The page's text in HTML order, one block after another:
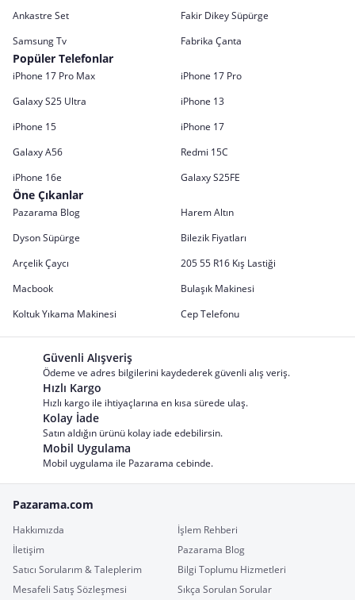
Ankastre Set
Fakir Dikey Süpürge
Samsung Tv
Fabrika Çanta
Popüler Telefonlar
iPhone 17 Pro Max
iPhone 17 Pro
Galaxy S25 Ultra
iPhone 13
iPhone 15
iPhone 17
Galaxy A56
Redmi 15C
iPhone 16e
Galaxy S25FE
Öne Çıkanlar
Pazarama Blog
Harem Altın
Dyson Süpürge
Bilezik Fiyatları
Arçelik Çaycı
205 55 R16 Kış Lastiği
Macbook
Bulaşık Makinesi
Koltuk Yıkama Makinesi
Cep Telefonu
Güvenli Alışveriş
Ödeme ve adres bilgilerini kaydederek güvenli alış veriş.
Hızlı Kargo
Hızlı kargo ile ihtiyaçlarına en kısa sürede ulaş.
Kolay İade
Satın aldığın ürünü kolay iade edebilirsin.
Mobil Uygulama
Mobil uygulama ile Pazarama cebinde.
Pazarama.com
Hakkımızda
İşlem Rehberi
İletişim
Pazarama Blog
Satıcı Sorularım & Taleplerim
Bilgi Toplumu Hizmetleri
Mesafeli Satış Sözleşmesi
Sıkça Sorulan Sorular